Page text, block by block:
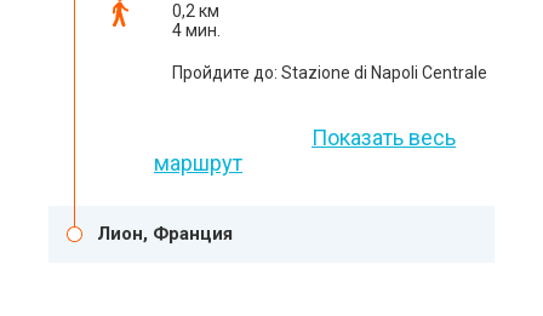
0,2 км
4 мин.
Пройдите до: Stazione di Napoli Centrale
Показать весь
маршрут
Лион, Франция